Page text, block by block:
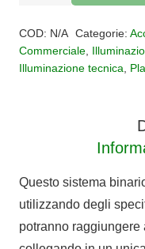
per
binario
COD: N/A Categorie:
Commerciale
Illuminazione tecnica
Questo sistema
utilizzando degli
potranno